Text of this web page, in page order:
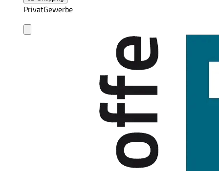
PrivatGewerbe